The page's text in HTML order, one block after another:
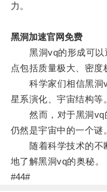
力。
黑洞加速官网免费
黑洞vq的形成可以
点包括质量极大、密度
科学家们相信黑洞
星系演化、宇宙结构等。
然而，对于黑洞vq
仍然是宇宙中的一个谜。
随着科学技术的不
地了解黑洞vq的奥秘。
#44#